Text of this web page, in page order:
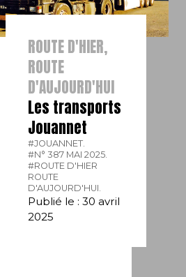
ROUTE D'HIER,
ROUTE
D'AUJOURD'HUI
Les transports
Jouannet
#JOUANNET.
#N° 387 MAI 2025.
#ROUTE D'HIER
ROUTE
D'AUJOURD'HUI.
Publié le : 30 avril
2025